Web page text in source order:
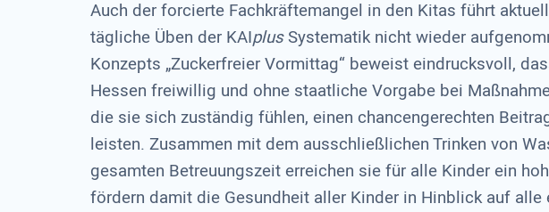
Auch der forcierte Fachkräftemangel in den Kitas führt
tägliche Üben der KAIplusSystematik nicht wieder
Konzepts „Zuckerfreier Vormittag“ beweist eindrucksvoll,
Hessen freiwillig und ohne staatliche Vorgabe bei
die sie sich zuständig fühlen, einen chancengerechten
leisten. Zusammen mit dem ausschließlichen Trinken von
gesamten Betreuungszeit erreichen sie für alle Kinder ein
fördern damit die Gesundheit aller Kinder in Hinblick auf alle